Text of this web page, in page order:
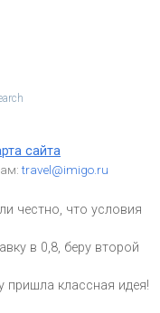
сайта
travel@imigo.ru
честно, что условия
в 0,8, беру второй
пришла классная идея!